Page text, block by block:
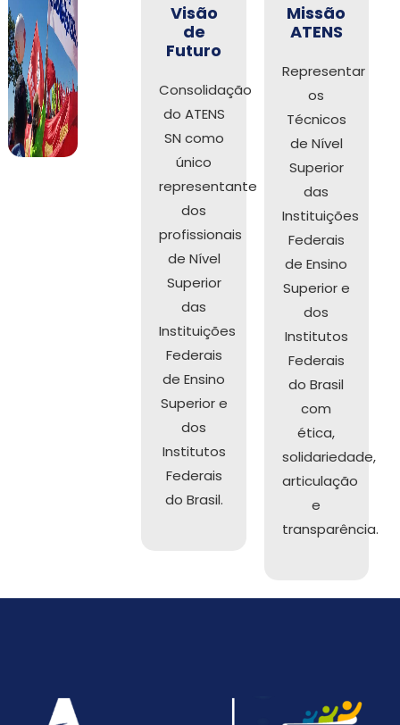
Visão
de
Futuro
Consolidação
do ATENS
SN como
único
representante
dos
profissionais
de Nível
Superior
das
Instituições
Federais
de Ensino
Superior e
dos
Institutos
Federais
do Brasil.
Missão
ATENS
Representar
os
Técnicos
de Nível
Superior
das
Instituições
Federais
de Ensino
Superior e
dos
Institutos
Federais
do Brasil
com
ética,
solidariedade,
articulação
e
transparência.